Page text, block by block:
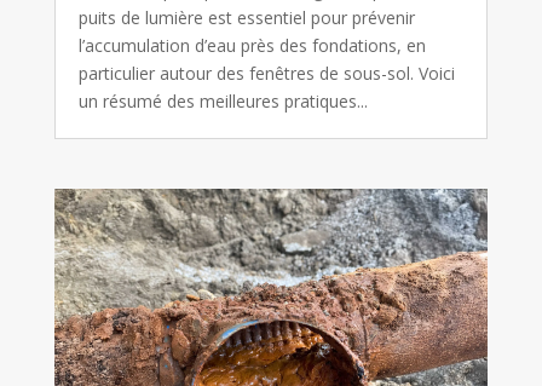
puits de lumière est essentiel pour prévenir
l’accumulation d’eau près des fondations, en
particulier autour des fenêtres de sous-sol. Voici
un résumé des meilleures pratiques...